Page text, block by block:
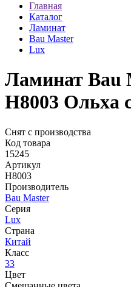
Главная
Каталог
Ламинат
Bau Master
Lux
Ламинат Bau
Н8003 Ольха
Снят с производства
Код товара
15245
Артикул
Н8003
Производитель
Bau Master
Серия
Lux
Страна
Китай
Класс
33
Цвет